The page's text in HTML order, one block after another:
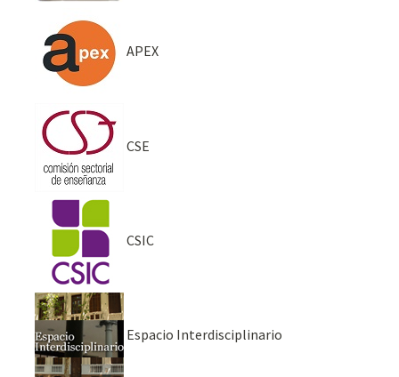
APEX
CSE
CSIC
Espacio Interdisciplinario